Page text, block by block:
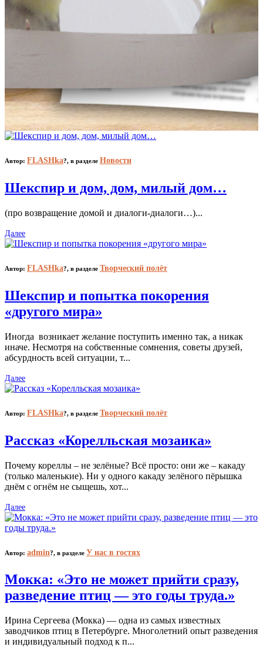
Автор: FLASHka?, в разделе Новости
Шекспир и дом, дом, милый дом…
(про возвращение домой и диалоги-диалоги…)...
Далее
Автор: FLASHka?, в разделе Творческий полёт
Шекспир и попытка покорения
«другого мира»
Иногда возникает желание поступить именно так, а никак
иначе. Несмотря на собственные сомнения, советы друзей,
абсурдность всей ситуации, т...
Далее
Автор: FLASHka?, в разделе Творческий полёт
Рассказ «Корелльская мозаика»
Почему кореллы – не зелёные? Всё просто: они же – какаду
(только маленькие). Ни у одного какаду зелёного пёрышка
днём с огнём не сыщешь, хот...
Далее
Автор: admin?, в разделе У нас в гостях
Мокка: «Это не может прийти сразу,
разведение птиц — это годы труда.»
Ирина Сергеева (Мокка) — одна из самых известных
заводчиков птиц в Петербурге. Многолетний опыт разведения
и индивидуальный подход к п...